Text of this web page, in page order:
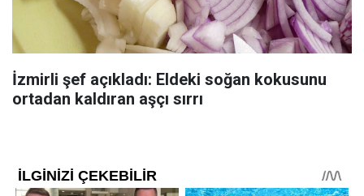
İzmirli şef açıkladı: Eldeki soğan kokusunu
ortadan kaldıran aşçı sırrı